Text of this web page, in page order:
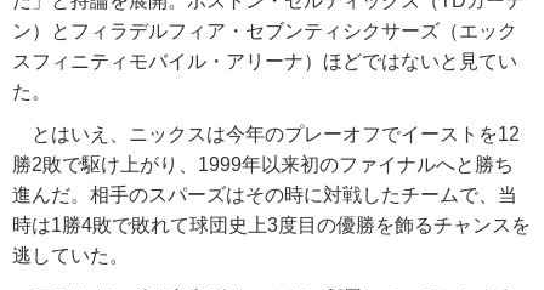
ン）とフィラデルフィア・セブンティシクサーズ（エック
スフィニティモバイル・アリーナ）ほどではないと見てい
た。
とはいえ、ニックスは今年のプレーオフでイーストを12
勝2敗で駆け上がり、1999年以来初のファイナルへと勝ち
進んだ。相手のスパーズはその時に対戦したチームで、当
時は1勝4敗で敗れて球団史上3度目の優勝を飾るチャンスを
逃していた。